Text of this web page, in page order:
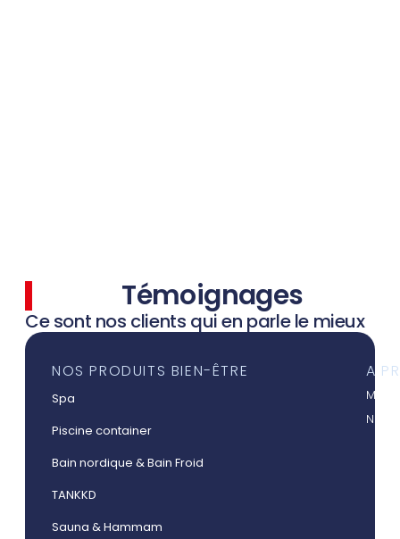
Témoignages
Ce sont nos clients qui en parle le mieux
NOS PRODUITS BIEN-ÊTRE
Spa
Piscine container
Bain nordique & Bain Froid
TANKKD
Sauna & Hammam
A
Nos